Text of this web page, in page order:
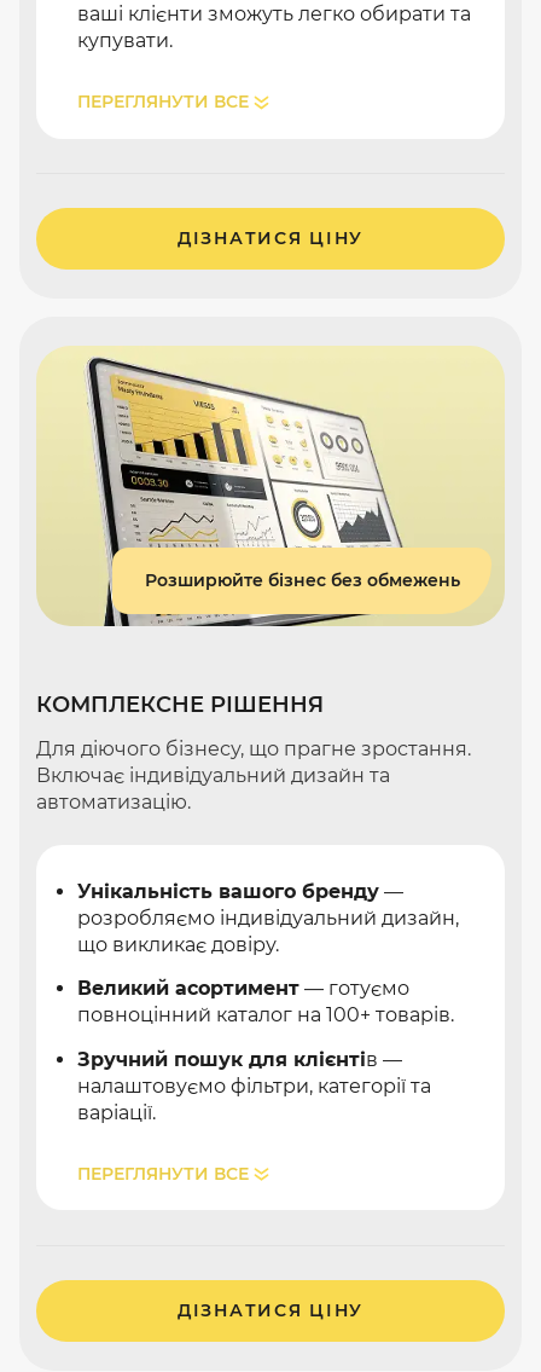
ваші клієнти зможуть легко обирати та
купувати.
ПЕРЕГЛЯНУТИ ВСЕ
ДІЗНАТИСЯ ЦІНУ
Розширюйте бізнес без обмежень
КОМПЛЕКСНЕ РІШЕННЯ
Для діючого бізнесу, що прагне зростання.
Включає індивідуальний дизайн та
автоматизацію.
Унікальність вашого бренду —
розробляємо індивідуальний дизайн,
що викликає довіру.
Великий асортимент — готуємо
повноцінний каталог на 100+ товарів.
Зручний пошук для клієнтів —
налаштовуємо фільтри, категорії та
варіації.
ПЕРЕГЛЯНУТИ ВСЕ
ДІЗНАТИСЯ ЦІНУ